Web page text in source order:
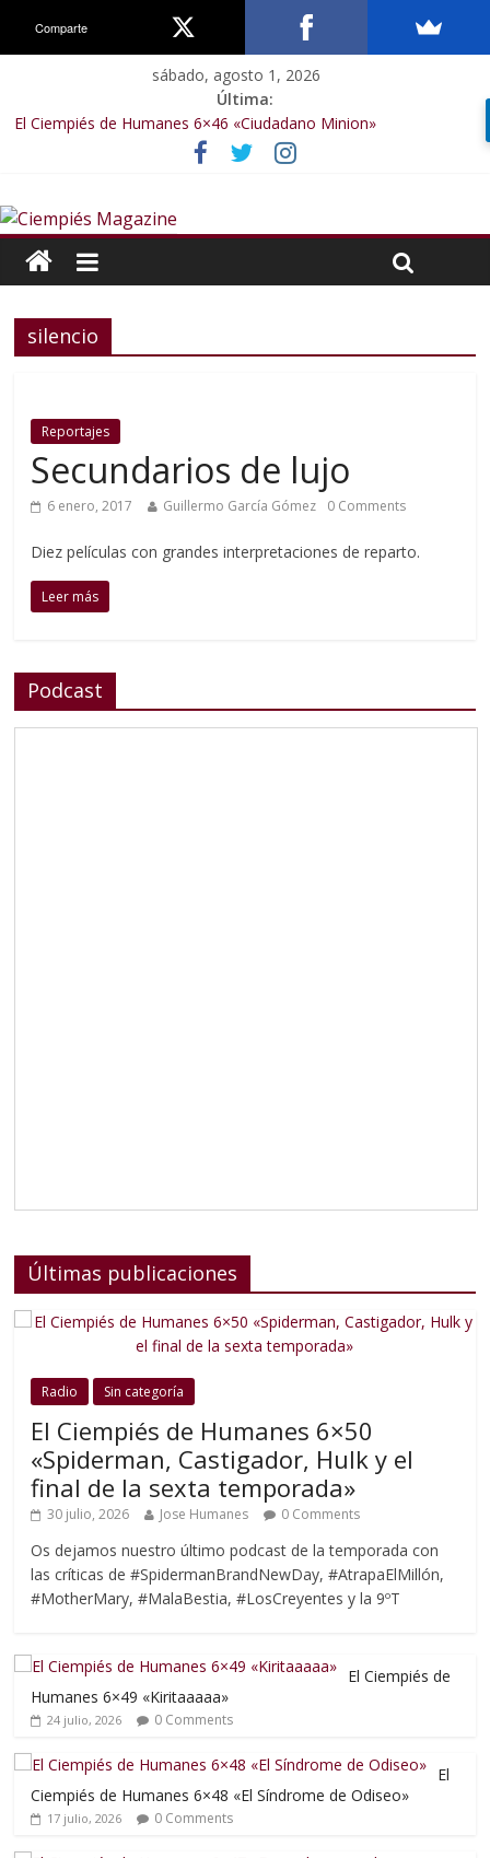
sábado, agosto 1, 2026
Última:
El Ciempiés de Humanes 6×46 «Ciudadano Minion»
El Ciempiés de Humanes 6×50 «Spiderman, Castigador, Hulk y el
final de la sexta temporada»
El Ciempiés de Humanes 6×48 «El Síndrome de Odiseo»
El Ciempiés de Humanes 6×47 «De nada por nada»
silencio
Reportajes
Secundarios de lujo
6 enero, 2017 Guillermo García Gómez 0 Comments
Diez películas con grandes interpretaciones de reparto.
Leer más
Podcast
Últimas publicaciones
Radio Sin categoría
El Ciempiés de Humanes 6×50
«Spiderman, Castigador, Hulk y el
final de la sexta temporada»
30 julio, 2026 Jose Humanes 0 Comments
Os dejamos nuestro último podcast de la temporada con
las críticas de #SpidermanBrandNewDay, #AtrapaElMillón,
#MotherMary, #MalaBestia, #LosCreyentes y la 9ºT
El Ciempiés de
Humanes 6×49 «Kiritaaaaa»
24 julio, 2026 0 Comments
El
Ciempiés de Humanes 6×48 «El Síndrome de Odiseo»
17 julio, 2026 0 Comments
Comparte